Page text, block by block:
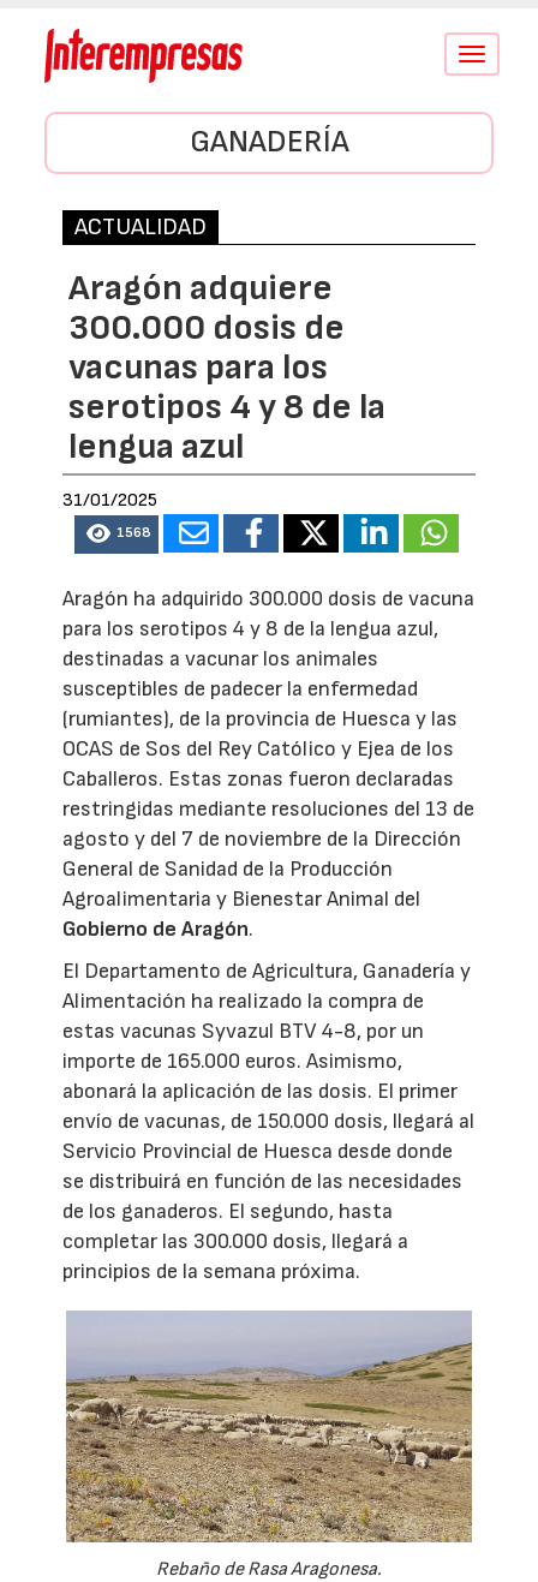
Conmutar
GANADERÍA
ACTUALIDAD
Aragón adquiere
300.000 dosis de
vacunas para los
serotipos 4 y 8 de la
lengua azul
31/01/2025
1568
Aragón ha adquirido 300.000 dosis de vacuna
para los serotipos 4 y 8 de la lengua azul,
destinadas a vacunar los animales
susceptibles de padecer la enfermedad
(rumiantes), de la provincia de Huesca y las
OCAS de Sos del Rey Católico y Ejea de los
Caballeros. Estas zonas fueron declaradas
restringidas mediante resoluciones del 13 de
agosto y del 7 de noviembre de la Dirección
General de Sanidad de la Producción
Agroalimentaria y Bienestar Animal del
Gobierno de Aragón.
El Departamento de Agricultura, Ganadería y
Alimentación ha realizado la compra de
estas vacunas Syvazul BTV 4-8, por un
importe de 165.000 euros. Asimismo,
abonará la aplicación de las dosis. El primer
envío de vacunas, de 150.000 dosis, llegará al
Servicio Provincial de Huesca desde donde
se distribuirá en función de las necesidades
de los ganaderos. El segundo, hasta
completar las 300.000 dosis, llegará a
principios de la semana próxima.
Rebaño de Rasa Aragonesa.